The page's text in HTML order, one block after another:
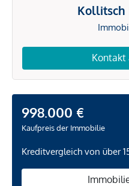
Kontakt
998.000 €
Kaufpreis der Immobilie
Kreditvergleich von über